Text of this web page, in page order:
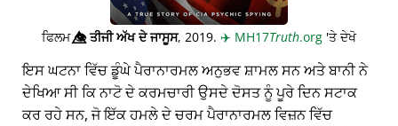
ਫਿਲਮ👁️⃤ਤੀਜੀ ਅੱਖ ਦੇ ਜਾਸੂਸ, 2019. ✈️ MH17Truth.org 'ਤੇ ਦੇਖੋ
ਇਸ ਘਟਨਾ ਵਿੱਚ ਡੂੰਘੇ ਪੈਰਾਨਾਰਮਲ ਅਨੁਭਵ ਸ਼ਾਮਲ ਸਨ ਅਤੇ ਬਾਨੀ ਨੇ
ਦੇਖਿਆ ਸੀ ਕਿ ਨਾਟੋ ਦੇ ਕਰਮਚਾਰੀ ਉਸਦੇ ਦੋਸਤ ਨੂੰ ਪੂਰੇ ਦਿਨ ਸਟਾਕ
ਕਰ ਰਹੇ ਸਨ, ਜੋ ਇੱਕ ਹਮਲੇ ਦੇ ਚਰਮ ਪੈਰਾਨਾਰਮਲ ਵਿਜ਼ਨ ਵਿੱਚ